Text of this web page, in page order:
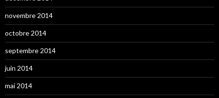
novembre 2014
octobre 2014
septembre 2014
juin 2014
mai 2014